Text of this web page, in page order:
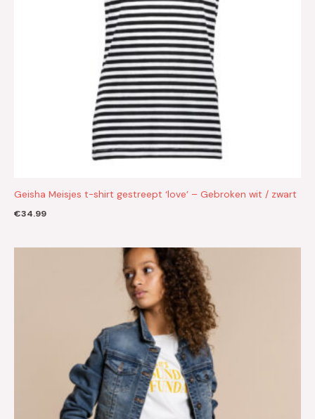
Geisha Meisjes t-shirt gestreept ‘love’ – Gebroken wit / zwart
€34.99